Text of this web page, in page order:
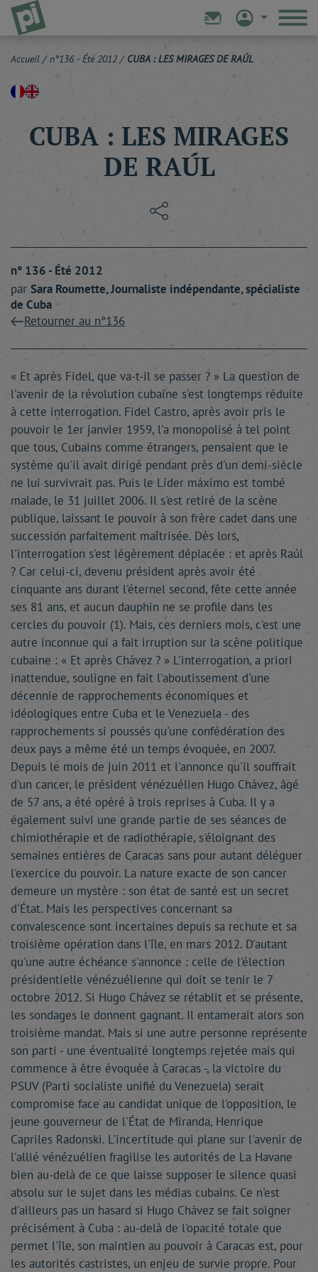
Accueil / n°136 - Été 2012 / CUBA : LES MIRAGES DE RAÚL
CUBA : LES MIRAGES
DE RAÚL
n° 136 - Été 2012
par Sara Roumette, Journaliste indépendante, spécialiste
de Cuba
Retourner au n°136
« Et après Fidel, que va-t-il se passer ? » La question de
l'avenir de la révolution cubaine s'est longtemps réduite
à cette interrogation. Fidel Castro, après avoir pris le
pouvoir le 1er janvier 1959, l'a monopolisé à tel point
que tous, Cubains comme étrangers, pensaient que le
système qu'il avait dirigé pendant près d'un demi-siècle
ne lui survivrait pas. Puis le Líder máximo est tombé
malade, le 31 juillet 2006. Il s'est retiré de la scène
publique, laissant le pouvoir à son frère cadet dans une
succession parfaitement maîtrisée. Dès lors,
l'interrogation s'est légèrement déplacée : et après Raúl
? Car celui-ci, devenu président après avoir été
cinquante ans durant l'éternel second, fête cette année
ses 81 ans, et aucun dauphin ne se profile dans les
cercles du pouvoir (1). Mais, ces derniers mois, c'est une
autre inconnue qui a fait irruption sur la scène politique
cubaine : « Et après Chávez ? » L'interrogation, a priori
inattendue, souligne en fait l'aboutissement d'une
décennie de rapprochements économiques et
idéologiques entre Cuba et le Venezuela - des
rapprochements si poussés qu'une confédération des
deux pays a même été un temps évoquée, en 2007.
Depuis le mois de juin 2011 et l'annonce qu'il souffrait
d'un cancer, le président vénézuélien Hugo Chávez, âgé
de 57 ans, a été opéré à trois reprises à Cuba. Il y a
également suivi une grande partie de ses séances de
chimiothérapie et de radiothérapie, s'éloignant des
semaines entières de Caracas sans pour autant déléguer
l'exercice du pouvoir. La nature exacte de son cancer
demeure un mystère : son état de santé est un secret
d'État. Mais les perspectives concernant sa
convalescence sont incertaines depuis sa rechute et sa
troisième opération dans l'île, en mars 2012. D'autant
qu'une autre échéance s'annonce : celle de l'élection
présidentielle vénézuélienne qui doit se tenir le 7
octobre 2012. Si Hugo Chávez se rétablit et se présente,
les sondages le donnent gagnant. Il entamerait alors son
troisième mandat. Mais si une autre personne représente
son parti - une éventualité longtemps rejetée mais qui
commence à être évoquée à Caracas -, la victoire du
PSUV (Parti socialiste unifié du Venezuela) serait
compromise face au candidat unique de l'opposition, le
jeune gouverneur de l'État de Miranda, Henrique
Capriles Radonski. L'incertitude qui plane sur l'avenir de
l'allié vénézuélien fragilise les autorités de La Havane
bien au-delà de ce que laisse supposer le silence quasi
absolu sur le sujet dans les médias cubains. Ce n'est
d'ailleurs pas un hasard si Hugo Chávez se fait soigner
précisément à Cuba : au-delà de l'opacité totale que
permet l'île, son maintien au pouvoir à Caracas est, pour
les autorités castristes, un enjeu de survie propre. Pour